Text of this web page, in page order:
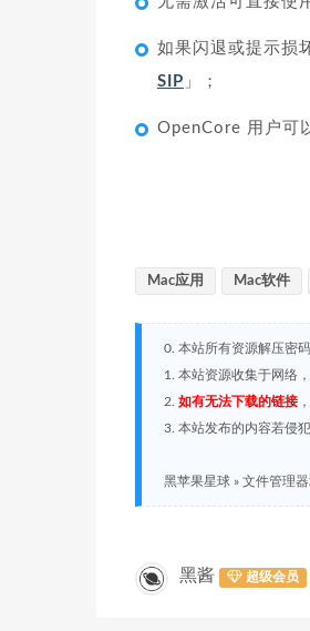
如果闪退或提示损
SIP 」；
OpenCore 用户可
Mac应用 Mac软件
0. 本站所有资源解压密
1. 本站资源收集于网络
2. 如有无法下载的链接
3. 本站发布的内容若侵
黑苹果星球 » 文件管理
黑酱 超级会员